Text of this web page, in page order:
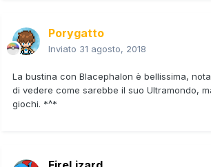
Porygatto
Inviato 31 agosto, 2018
La bustina con Blacephalon è bellissima,
di vedere come sarebbe il suo Ultramondo,
giochi. *^*